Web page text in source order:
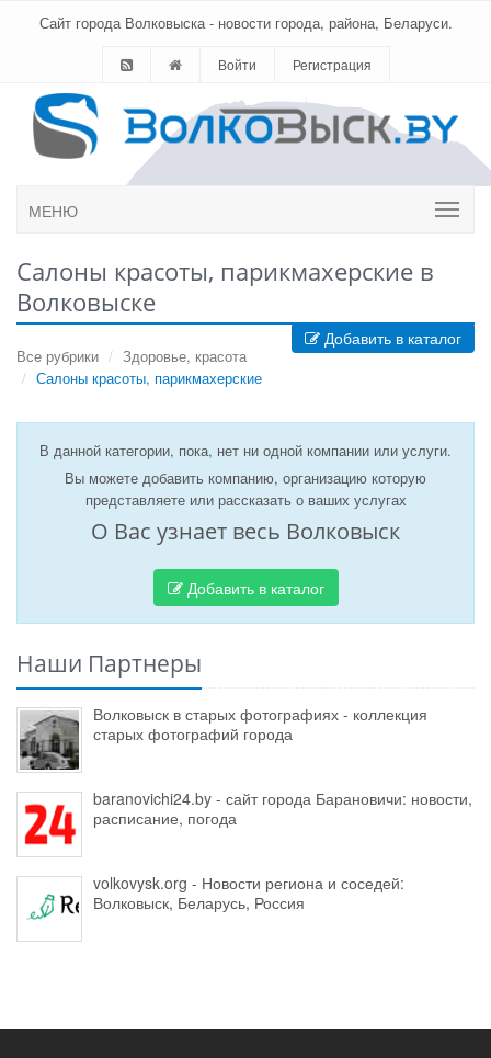
Сайт города Волковыска - новости города, района, Беларуси.
Войти Регистрация
МЕНЮ
Салоны красоты, парикмахерские в
Волковыске
Добавить в каталог
Все рубрики
Здоровье, красота
Салоны красоты, парикмахерские
В данной категории, пока, нет ни одной компании или услуги.
Вы можете добавить компанию, организацию которую
представляете или рассказать о ваших услугах
О Вас узнает весь Волковыск
Добавить в каталог
Наши Партнеры
Волковыск в старых фотографиях - коллекция
старых фотографий города
baranovichi24.by - сайт города Барановичи: новости,
расписание, погода
volkovysk.org - Новости региона и соседей:
Волковыск, Беларусь, Россия